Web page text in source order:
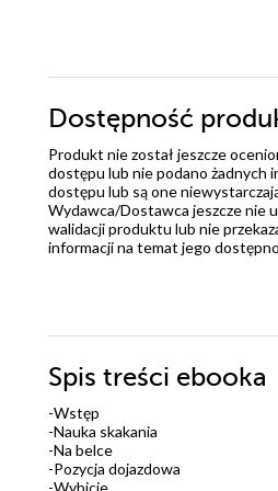
Dostępność
Produkt nie został jeszcze
dostępu lub nie podano żadnych
dostępu lub są one
Wydawca/Dostawca jeszcze nie
walidacji produktu lub nie
informacji na temat jego
Spis treści ebooka
-Wstęp
-Nauka skakania
-Na belce
-Pozycja dojazdowa